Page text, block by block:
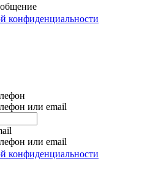
конфиденциальности
или email
или email
конфиденциальности